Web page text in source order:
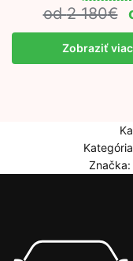
2 180€
Zobraziť
Značka: